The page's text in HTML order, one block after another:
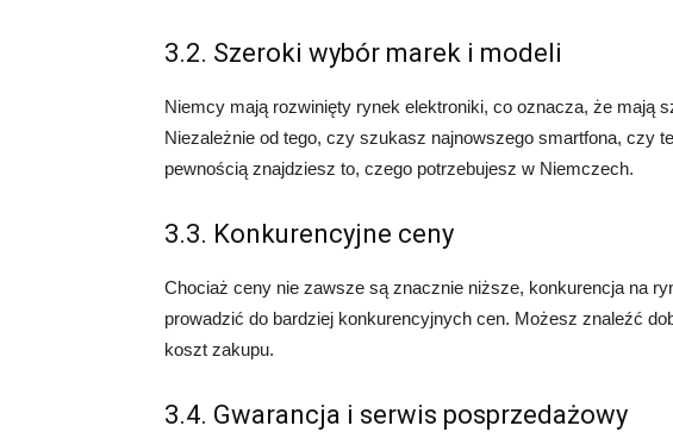
3.2. Szeroki wybór marek i modeli
Niemcy mają rozwinięty rynek elektroniki, co oznacza, że mają
Niezależnie od tego, czy szukasz najnowszego smartfona, czy
pewnością znajdziesz to, czego potrzebujesz w Niemczech.
3.3. Konkurencyjne ceny
Chociaż ceny nie zawsze są znacznie niższe, konkurencja na
prowadzić do bardziej konkurencyjnych cen. Możesz znaleźć
koszt zakupu.
3.4. Gwarancja i serwis posprzedażowy